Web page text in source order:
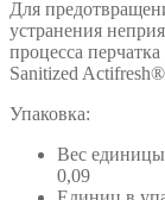
Для
устранения
процесса
Sanitized Actifresh®
Упаковка:
Вес
0,09